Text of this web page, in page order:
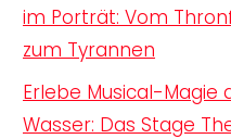
im Porträt: Vom
zum Tyrannen
Erlebe Musical-Magie
Wasser: Das Stage